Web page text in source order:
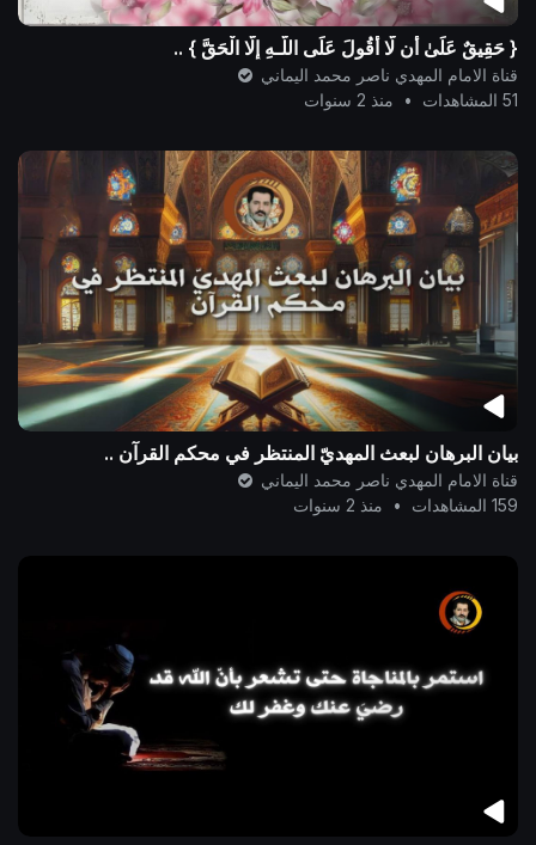
{ حَقِيقٌ عَلَىٰ أَن لَّا أَقُولَ عَلَى اللَّـهِ إِلَّا الْحَقَّ } ..
قناة الامام المهدي ناصر محمد اليماني
51 المشاهدات
• منذ 2 سنوات
بيان البرهان لبعث المهديّ المنتظر في محكم القرآن ..
قناة الامام المهدي ناصر محمد اليماني
159 المشاهدات
• منذ 2 سنوات